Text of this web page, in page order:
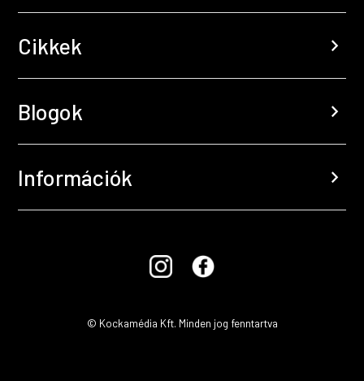
Cikkek chevron_right
Blogok chevron_right
Információk chevron_right
© Kockamédia Kft. Minden jog fenntartva